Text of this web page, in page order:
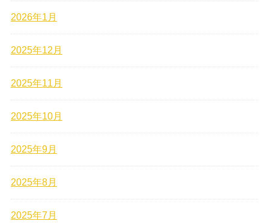
2026年1月
2025年12月
2025年11月
2025年10月
2025年9月
2025年8月
2025年7月